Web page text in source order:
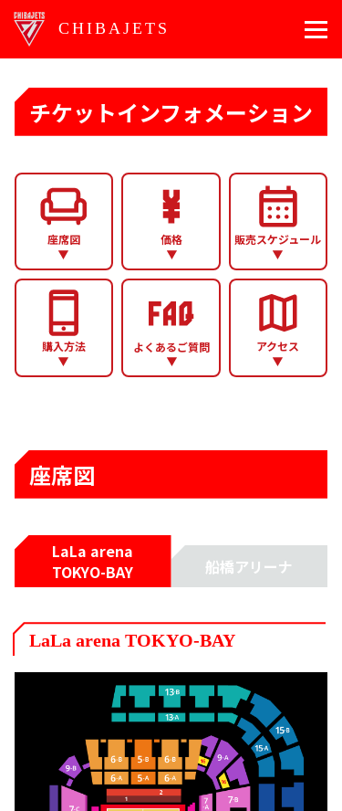
CHIBAJETS
チケットインフォメーション
座席図 価格 販売スケジュール
購入方法 よくあるご質問 アクセス
座席図
LaLa arena
TOKYO-BAY
船橋アリーナ
LaLa arena TOKYO-BAY